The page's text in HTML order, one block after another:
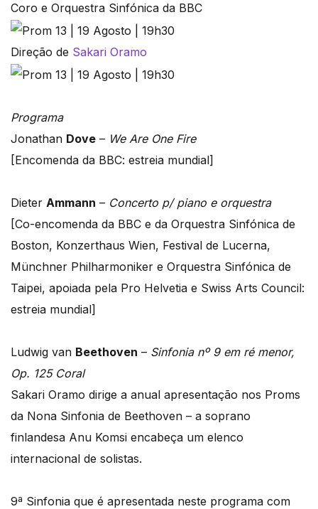
Coro e Orquestra Sinfónica da BBC
Direção de Sakari Oramo
Programa
Jonathan Dove – We Are One Fire
[Encomenda da BBC: estreia mundial]
Dieter Ammann – Concerto p/ piano e orquestra
[Co-encomenda da BBC e da Orquestra Sinfónica de
Boston, Konzerthaus Wien, Festival de Lucerna,
Münchner Philharmoniker e Orquestra Sinfónica de
Taipei, apoiada pela Pro Helvetia e Swiss Arts Council:
estreia mundial]
Ludwig van Beethoven – Sinfonia nº 9 em ré menor,
Op. 125 Coral
Sakari Oramo dirige a anual apresentação nos Proms
da Nona Sinfonia de Beethoven – a soprano
finlandesa Anu Komsi encabeça um elenco
internacional de solistas.
9ª Sinfonia que é apresentada neste programa com